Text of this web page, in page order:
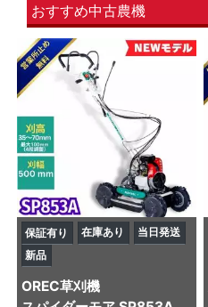
おすすめ中古農機
保証有り 在庫あり
当日発送
新品
OREC草刈機